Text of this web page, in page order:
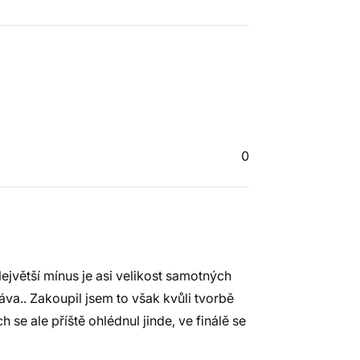
0
mínus je asi velikost samotných
Zakoupil jsem to však kvůli tvorbě
se ale příště ohlédnul jinde, ve finálě se